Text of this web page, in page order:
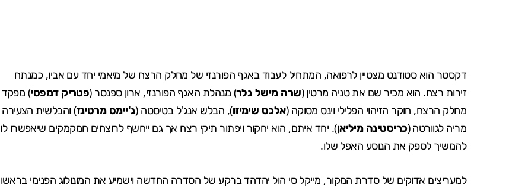
דקסטר הוא סטודנט מצטיין לרפואה, המתחיל לעבוד באגף הפורנזי של מחלק הרצח של מיאמי יחד עם אביו, כמנתח
זירות רצח. הוא מכיר שם את טניה מרטין (שרה מישל גלר) מנהלת האגף הפורנזי, ארון ספנסר (פטריק דמפסי) מפקד
מחלק הרצח, חוקר הזיהוי הפלילי וינס מסוקה (אלכס שימיזו), הבלש אנג'ל בטיסטה (ג'יימס מרטינז) והבלשית הצעירה
מריה לגוורטה (כריסטינה מיליאן). יחד איתם, הוא יחקור ויפתור תיקי רצח אך גם ייחשף לרוצחים חמקמקים שיאפשרו לו
להמשיך לספק את הנוסע האפל שלו.
למעריצים אדוקים של סדרת המקור, מייקל סי הול יהדהד ברקע של הסדרה החדשה וישמיע את המונולוג הפנימי בראשו